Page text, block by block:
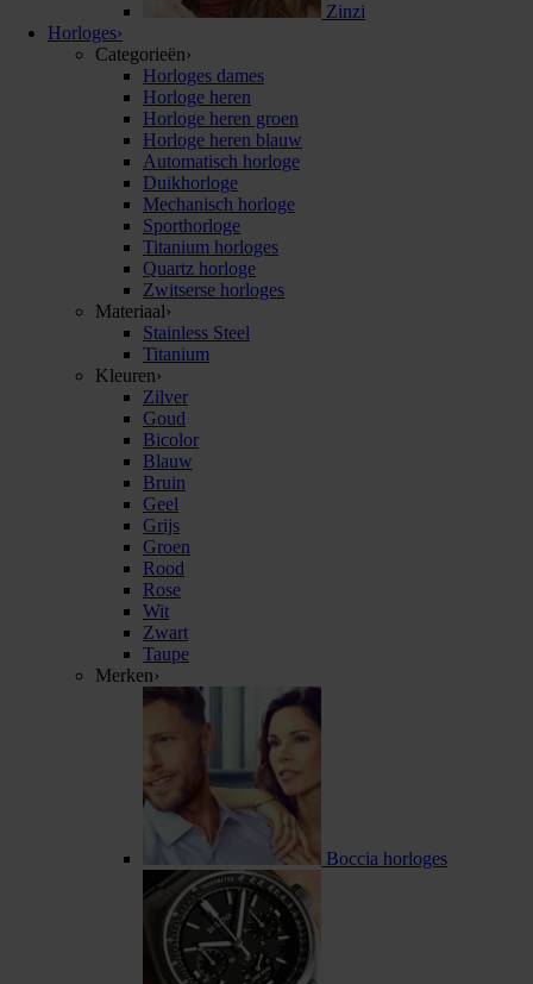
Zinzi
Horloges›
Categorieën›
Horloges dames
Horloge heren
Horloge heren groen
Horloge heren blauw
Automatisch horloge
Duikhorloge
Mechanisch horloge
Sporthorloge
Titanium horloges
Quartz horloge
Zwitserse horloges
Materiaal›
Stainless Steel
Titanium
Kleuren›
Zilver
Goud
Bicolor
Blauw
Bruin
Geel
Grijs
Groen
Rood
Rose
Wit
Zwart
Taupe
Merken›
Boccia horloges